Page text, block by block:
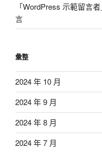
「WordPress 示範留言者
言
彙整
2024 年 10 月
2024 年 9 月
2024 年 8 月
2024 年 7 月